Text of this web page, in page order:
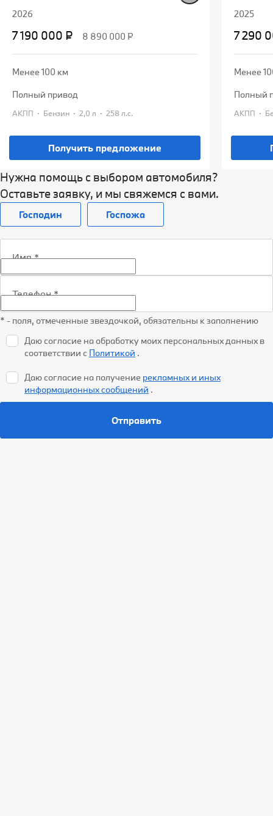
2026
7 190 000 ₽ 8 890 000 ₽
Менее 100 км
полный привод
АКПП · Бензин · 2,0 л · 258 л.с.
Получить предложение
2025
7 290
Менее
полный
АКПП ·
Нужна помощь с выбором автомобиля?
Оставьте заявку, и мы свяжемся с вами.
Господин Госпожа
Имя*
Телефон*
* - поля, отмеченные звездочкой, обязательны к заполнению
Даю согласие на обработку моих персональных данных в
соответствии с Политикой .
Даю согласие на получение рекламных и иных
информационных сообщений .
Отправить